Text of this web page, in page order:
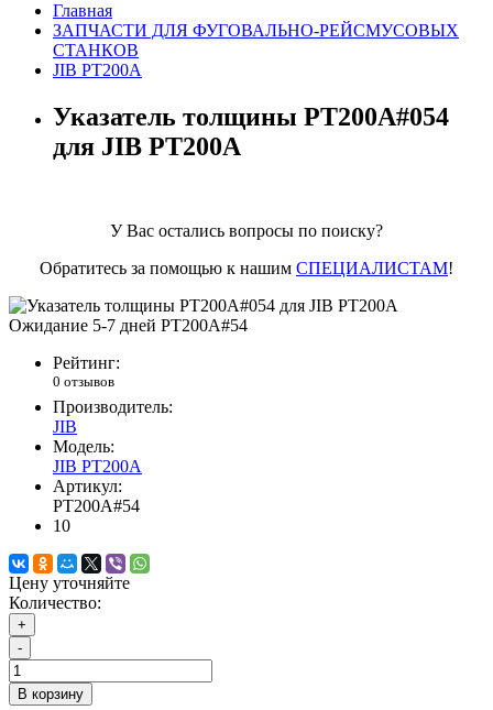
Главная
ЗАПЧАСТИ ДЛЯ ФУГОВАЛЬНО-РЕЙСМУСОВЫХ
СТАНКОВ
JIB PT200A
Указатель толщины PT200A#054
для JIB PT200A
У Вас остались вопросы по поиску?
Обратитесь за помощью к нашим СПЕЦИАЛИСТАМ!
Ожидание 5-7 дней PT200A#54
Рейтинг:
0 отзывов
Производитель:
JIB
Модель:
JIB PT200A
Артикул:
PT200A#54
10
Цену уточняйте
Количество:
+
-
В корзину